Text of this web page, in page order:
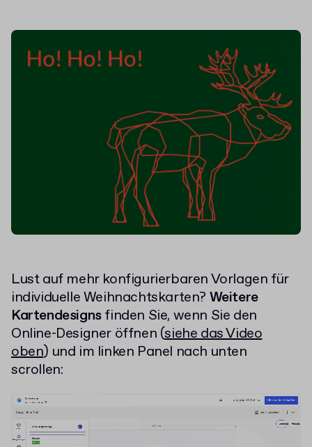
Lust auf mehr konfigurierbaren Vorlagen für
individuelle Weihnachtskarten? Weitere
Kartendesignsfinden Sie, wenn Sie den
Online-Designer öffnen (siehe das Video
oben) und im linken Panel nach unten
scrollen:
Video-
Player